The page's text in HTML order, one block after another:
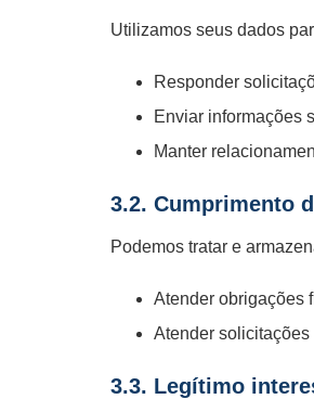
Utilizamos seus dados
Responder
Enviar informações
Manter
3.2. Cumprimento
Podemos tratar e
Atender obrigações
Atender
3.3. Legítimo